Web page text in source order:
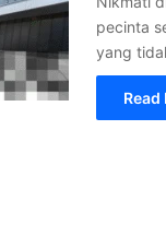
pecinta
yang
Read